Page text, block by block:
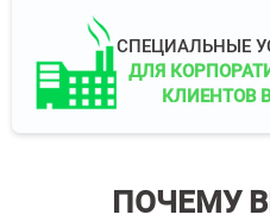
СПЕЦИАЛЬНЫЕ
ДЛЯ
КЛИЕНТОВ
ПОЧЕМУ